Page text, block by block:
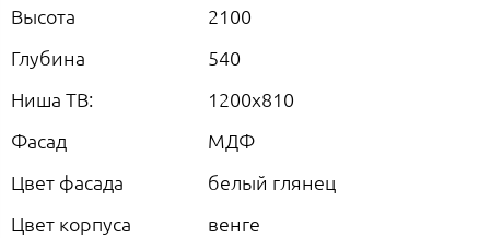
Высота
2100
Глубина
540
Ниша ТВ:
1200х810
Фасад
МДФ
Цвет фасада
белый глянец
Цвет корпуса
венге